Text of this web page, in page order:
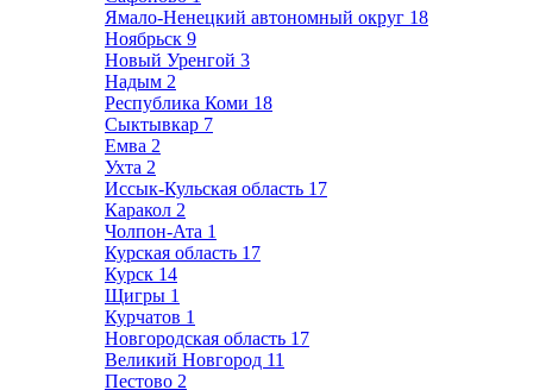
Ямало-Ненецкий автономный округ 18
Ноябрьск 9
Новый Уренгой 3
Надым 2
Республика Коми 18
Сыктывкар 7
Емва 2
Ухта 2
Иссык-Кульская область 17
Каракол 2
Чолпон-Ата 1
Курская область 17
Курск 14
Щигры 1
Курчатов 1
Новгородская область 17
Великий Новгород 11
Пестово 2